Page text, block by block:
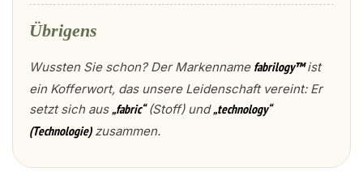
Übrigens
Wussten Sie schon? Der Markenname fabrilogy™ist
ein Kofferwort, das unsere Leidenschaft vereint: Er
setzt sich aus„fabric“(Stoff) und„technology“
(Technologie)zusammen.